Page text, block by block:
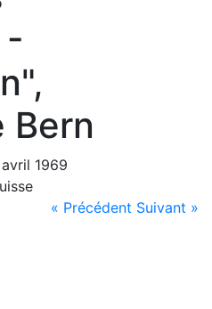
-
Bern
1969
« Précédent Suivant »